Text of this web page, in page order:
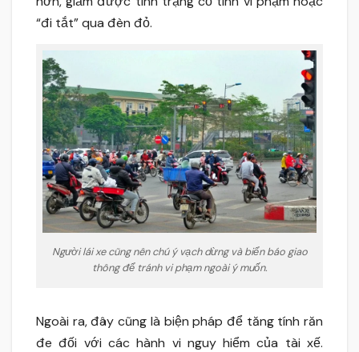
“đi tắt” qua đèn đỏ.
Người lái xe cũng nên chú ý vạch dừng và biển báo giao
thông để tránh vi phạm ngoài ý muốn.
Ngoài ra, đây cũng là biện pháp để tăng tính răn
đe đối với các hành vi nguy hiểm của tài xế.